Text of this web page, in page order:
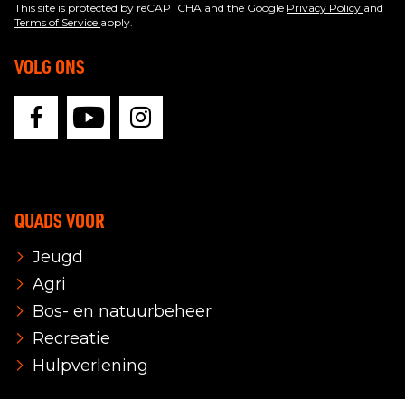
This site is protected by reCAPTCHA and the Google Privacy Policy and
Terms of Service apply.
VOLG ONS
QUADS VOOR
Jeugd
Agri
Bos- en natuurbeheer
Recreatie
Hulpverlening